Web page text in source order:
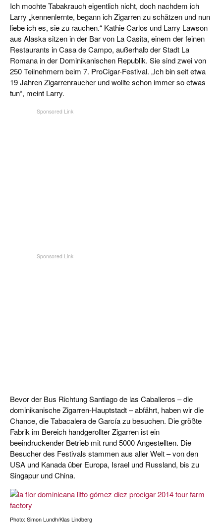
PFEIFEN & SPIRITUOSEN
ZIGARRENBRANCHE
Ich mochte Tabakrauch eigentlich nicht, doch nachdem ich
Larry „kennenlernte, begann ich Zigarren zu schätzen und nun
liebe ich es, sie zu rauchen.“ Kathie Carlos und Larry Lawson
aus Alaska sitzen in der Bar von La Casita, einem der feinen
Restaurants in Casa de Campo, außerhalb der Stadt La
Romana in der Dominikanischen Republik. Sie sind zwei von
250 Teilnehmern beim 7. ProCigar-Festival. „Ich bin seit etwa
19 Jahren Zigarrenraucher und wollte schon immer so etwas
tun“, meint Larry.
Bevor der Bus Richtung Santiago de las Caballeros – die
dominikanische Zigarren-Hauptstadt – abfährt, haben wir die
Chance, die Tabacalera de García zu besuchen. Die größte
Fabrik im Bereich handgerollter Zigarren ist ein
beeindruckender Betrieb mit rund 5000 Angestellten. Die
Besucher des Festivals stammen aus aller Welt – von den
USA und Kanada über Europa, Israel und Russland, bis zu
Singapur und China.
Photo: Simon Lundh/Klas Lindberg